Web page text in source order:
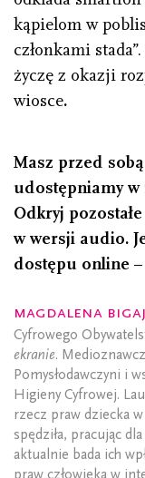
kąpielom w
członkami
życzę z okazji
wiosce.
Masz przed
udostępniamy w
Odkryj
w wersji audio.
dostępu online
Magdalena Bigaj
Cyfrowego
ekranie.
Pomysłodawczyni i
Higieny Cyfrowej.
rzecz praw dziecka
spędziła, pracując
aktualnie bada ich
praw człowieka w